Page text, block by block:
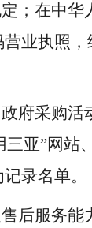
；在中
业执照
府采购
三亚”网站
录名单。
后服务能